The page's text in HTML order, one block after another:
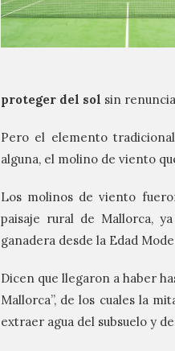
proteger del sol sin
Pero el elemento
alguna, el molino de viento
Los molinos de viento
paisaje rural de Mallorca,
ganadera desde la Edad
Dicen que llegaron a haber
Mallorca”, de los cuales la
extraer agua del subsuelo y